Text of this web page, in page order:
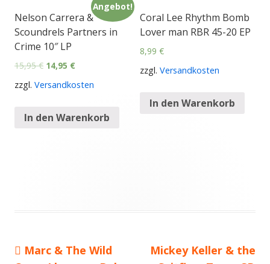
Angebot!
Nelson Carrera &
Scoundrels Partners in
Crime 10″ LP
15,95€ 14,95 €
zzgl. Versandkosten
In den Warenkorb
Coral Lee Rhythm Bomb
Lover man RBR 45-20 EP
8,99 €
zzgl. Versandkosten
In den Warenkorb
Beitragsnavigation
Vorheriger
Marc & The Wild
Nächster
Mickey Keller & the